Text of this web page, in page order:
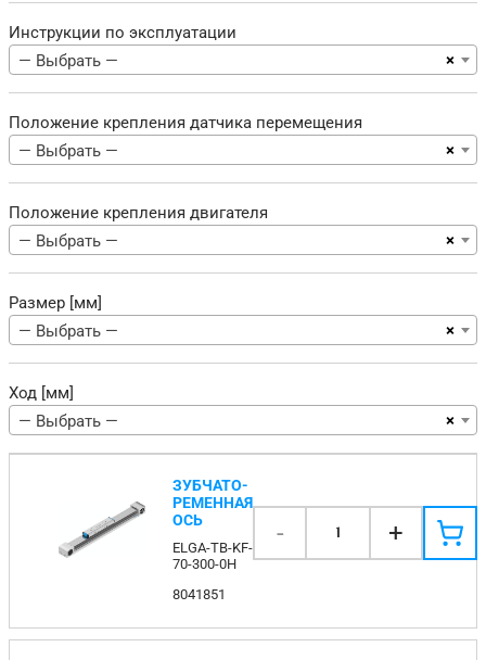
Инструкции по эксплуатации
×
— Выбрать —
Положение крепления датчика перемещения
×
— Выбрать —
Положение крепления двигателя
×
— Выбрать —
Размер [мм]
×
— Выбрать —
Ход [мм]
×
— Выбрать —
ЗУБЧАТО-
РЕМЕННАЯ
ОСЬ
ELGA-TB-KF-
70-300-0H
8041851
- 1 +